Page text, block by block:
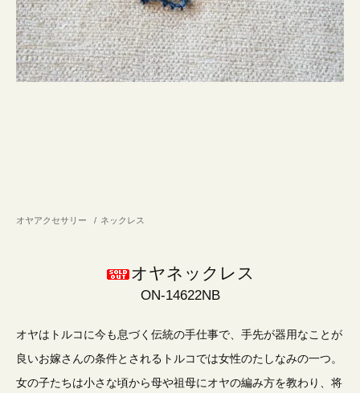
オヤアクセサリー / ネックレス
オヤネックレス
ON-14622NB
オヤはトルコに今も息づく伝統の手仕事で、手先が器用なことが
良いお嫁さんの条件とされるトルコでは女性のたしなみの一つ。
女の子たちは小さな頃から母や祖母にオヤの編み方を教わり、将